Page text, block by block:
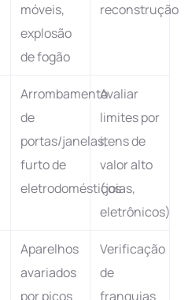
móveis,
explosão
de fogão
reconstrução
Arrombamento
de
portas/janelas,
furto de
eletrodomésticos
Avaliar
limites por
itens de
valor alto
(joias,
eletrônicos)
Aparelhos
avariados
por picos
Verificação
de
franquias